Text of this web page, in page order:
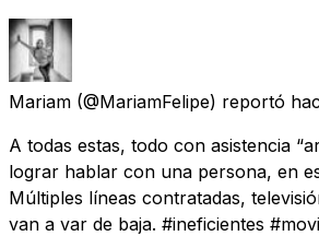
Mariam (@MariamFelipe) reportó
A todas estas, todo con asistencia
lograr hablar con una persona, en
Múltiples líneas contratadas,
van a var de baja. #ineficientes